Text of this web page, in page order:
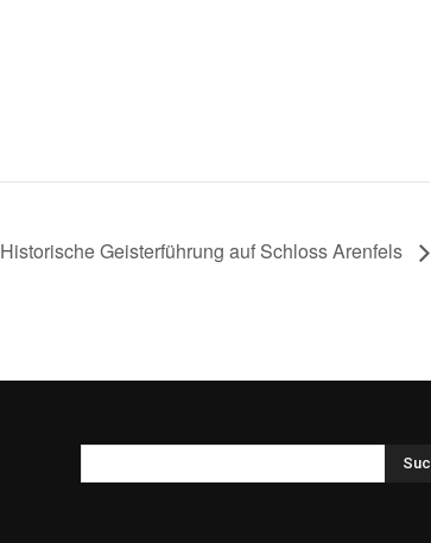
Historische Geisterführung auf Schloss Arenfels